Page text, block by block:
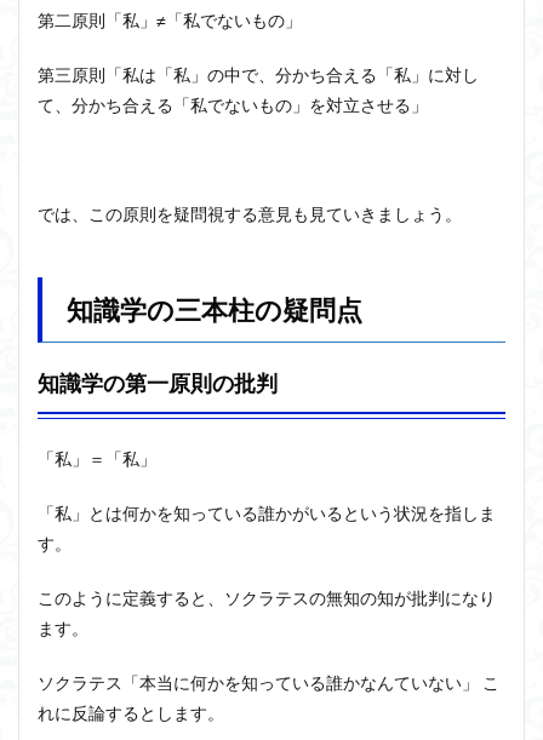
第二原則「私」≠「私でないもの」
第三原則「私は「私」の中で、分かち合える「私」に対し
て、分かち合える「私でないもの」を対立させる」
では、この原則を疑問視する意見も見ていきましょう。
知識学の三本柱の疑問点
知識学の第一原則の批判
「私」＝「私」
「私」とは何かを知っている誰かがいるという状況を指しま
す。
このように定義すると、ソクラテスの無知の知が批判になり
ます。
ソクラテス「本当に何かを知っている誰かなんていない」 こ
れに反論するとします。